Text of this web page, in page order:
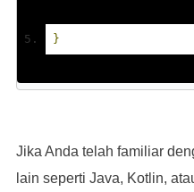
}
Jika Anda telah familiar
lain seperti Java, Kotlin,